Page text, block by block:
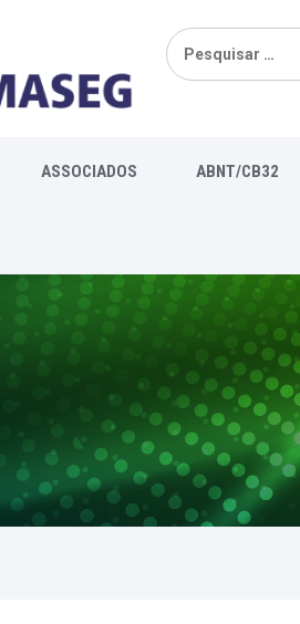
Pesquisar
por:
ASSOCIADOS ABNT/CB32